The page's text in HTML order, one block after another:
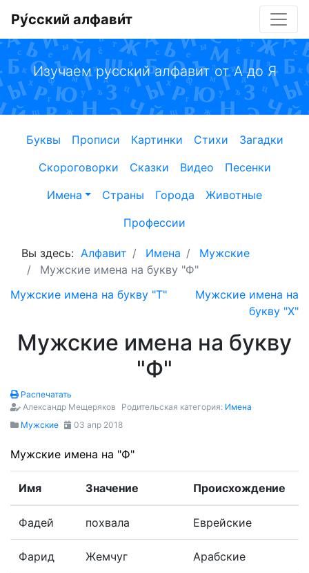
Ру́сский алфави́т
Изучаем русский алфавит от А до Я
Буквы Прописи Картинки Стихи
Загадки
Скороговорки
Сказки Видео
Песенки
Имена
Страны Города
Животные
Профессии
Вы здесь: Алфавит Имена
Мужские
Мужские имена на букву "Ф"
Мужские имена на букву "Т"
Мужские имена на
букву "Х"
Мужские имена на букву
"Ф"
Распечатать
Александр Мещеряков
Родительская категория: Имена
Мужские
03 апр 2018
Мужские имена на "Ф"
Имя Значение Происхождение
Фадей похвала Еврейские
Фарид Жемчуг Арабские